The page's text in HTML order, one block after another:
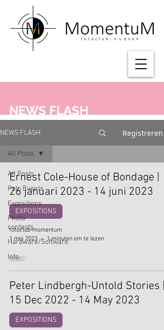
NEWS FLASH
NEWS FLASH Registreren
All Posts
Foto Events
Expositions
Photo
contests
Hardware/Software
Info
All Posts
Ernest Cole-House of Bondage |
26 januari 2023 - 14 juni 2023
EXPOSITIONS
fotoclub-momentum
1 mei 2023
1 minuten om te lezen
Peter Lindbergh-Untold Stories |
15 Dec 2022 - 14 May 2023
EXPOSITIONS